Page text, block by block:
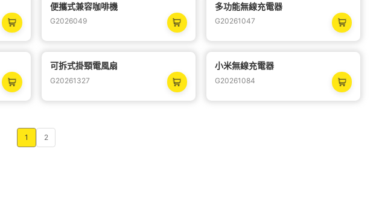
便攜式兼容咖啡機
G2026049
多功能無線充電器
G20261047
可拆式掛頸電風扇
G20261327
小米無線充電器
G20261084
1 2